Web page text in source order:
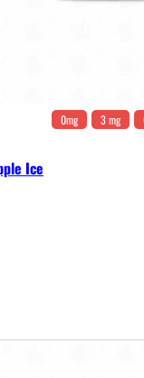
0mg 3 mg
Ice